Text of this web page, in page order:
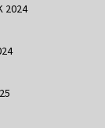
2024